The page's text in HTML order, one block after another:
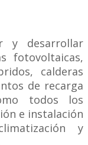
y desarrollar
fotovoltaicas,
calderas
de recarga
todos los
e instalación
y